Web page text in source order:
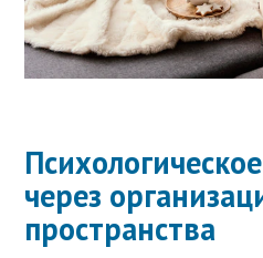
через
пространства